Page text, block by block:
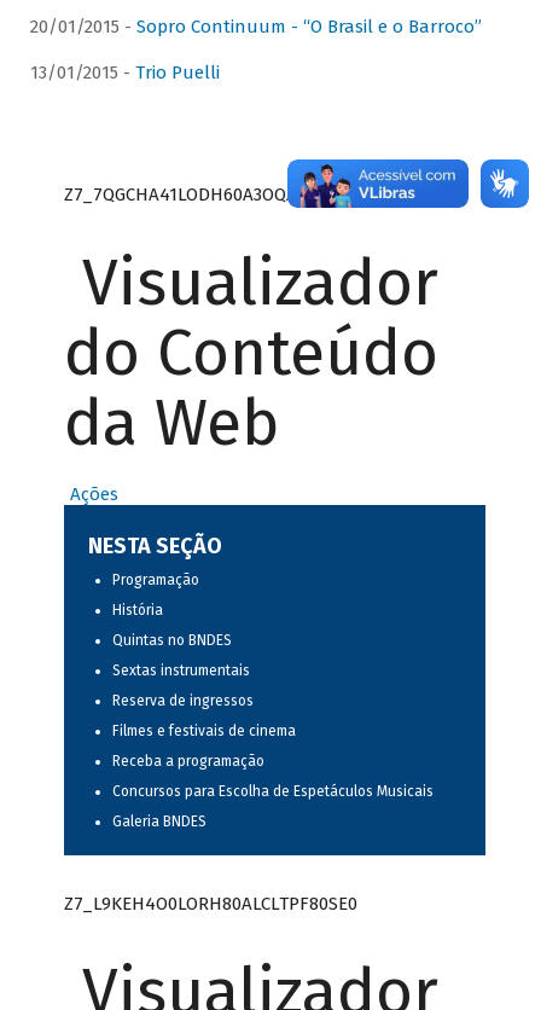
20/01/2015 - Sopro Continuum - “O Brasil e o Barroco”
13/01/2015 - Trio Puelli
Z7_7QGCHA41LODH60A3OQA8RN1415
Visualizador
do Conteúdo
da Web
Ações
NESTA SEÇÃO
Programação
História
Quintas no BNDES
Sextas instrumentais
Reserva de ingressos
Filmes e festivais de cinema
Receba a programação
Concursos para Escolha de Espetáculos Musicais
Galeria BNDES
Z7_L9KEH4O0LORH80ALCLTPF80SE0
Visualizador